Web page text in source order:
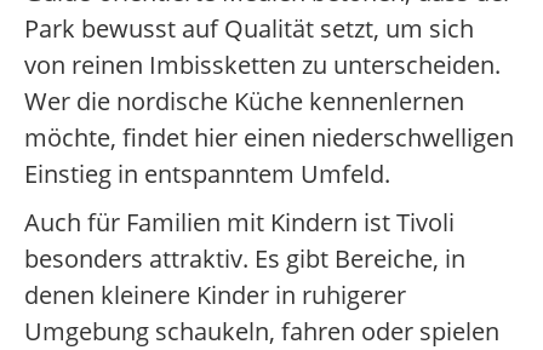
Park bewusst auf Qualität setzt, um sich
von reinen Imbissketten zu unterscheiden.
Wer die nordische Küche kennenlernen
möchte, findet hier einen niederschwelligen
Einstieg in entspanntem Umfeld.
Auch für Familien mit Kindern ist Tivoli
besonders attraktiv. Es gibt Bereiche, in
denen kleinere Kinder in ruhigerer
Umgebung schaukeln, fahren oder spielen